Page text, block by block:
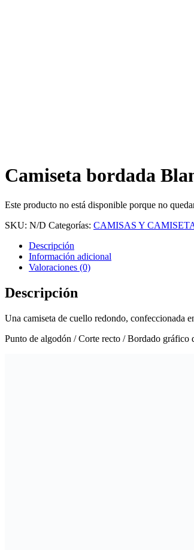
Camiseta bordada
Este producto no está disponible porque no
SKU: N/D Categorías: CAMISAS Y
Descripción
Información adicional
Valoraciones (0)
Descripción
Una camiseta de cuello redondo, confeccionada
Punto de algodón / Corte recto / Bordado gráfico